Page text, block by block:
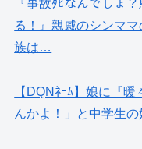
『事故ﾀﾋなんでしょ
る！』親戚のシンマ
族は…
【DQNﾈｰﾑ】娘に『
んかよ！」と中学生